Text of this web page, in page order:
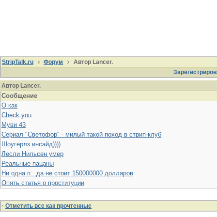
StripTalk.ru Форум
Автор Lancer.
Автор Lancer.
Сообщение
О как
Check you
Муви 43
Cериал "Светофор" - милый такой поход в стрип-клуб
Шоугерлз инсайд))))
Лесли Нильсен умер
Реальные пацаны
Ни одна п...да не стоит 150000000 долларов
Опять статья о проституции
· Отметить все как прочтенные